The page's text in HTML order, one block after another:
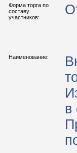
Форма торга по
составу
участников:
Наименование:
в